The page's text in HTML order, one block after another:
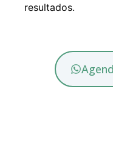
resultados.